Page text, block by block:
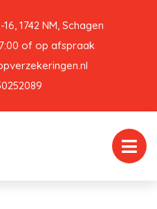
1742 NM, Schagen
of op afspraak